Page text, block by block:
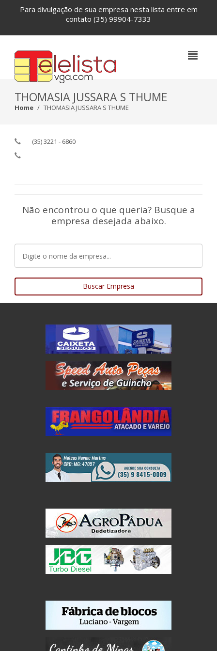
Para divulgação de sua empresa nesta lista entre em
contato (35) 99904-7333
THOMASIA JUSSARA S THUME
Home THOMASIA JUSSARA S THUME
(35) 3221 - 6860
Não encontrou o que queria? Busque a
empresa desejada abaixo.
Buscar Empresa